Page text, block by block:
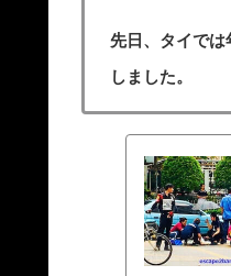
先日、タイでは
しました。